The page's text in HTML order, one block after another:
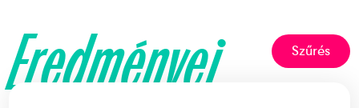
Eredményei Szűrés